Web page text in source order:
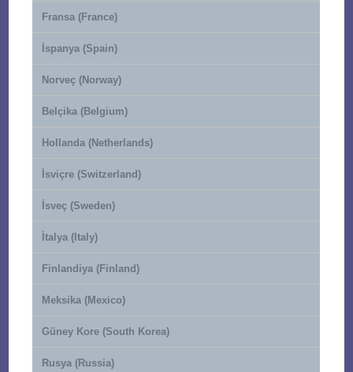
Fransa (France)
İspanya (Spain)
Norveç (Norway)
Belçika (Belgium)
Hollanda (Netherlands)
İsviçre (Switzerland)
İsveç (Sweden)
İtalya (Italy)
Finlandiya (Finland)
Meksika (Mexico)
Güney Kore (South Korea)
Rusya (Russia)